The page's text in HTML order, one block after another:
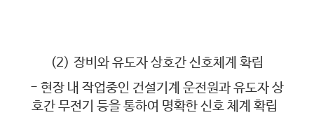
(2) 장비와 유도자 상호간 신호체계 확립
- 현장 내 작업중인 건설기계 운전원과 유도자 상
호간 무전기 등을 통하여 명확한 신호 체계 확립